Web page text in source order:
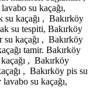
su kaçağı,
su kaçağı , Bakırköy
su tespiti, Bakırköy
su kaçağı , Bakırköy
tamir. Bakırköy
, Bakırköy
, Bakırköy pis su
su kaçağı,